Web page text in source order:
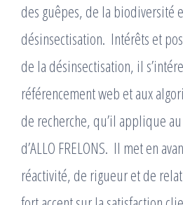
des guêpes, de la biodiversité
désinsectisation. ​ Intérêts et
de la désinsectisation, il
référencement web et aux
de recherche, qu’il applique
d’ALLO FRELONS. ​ Il met en
réactivité, de rigueur et de